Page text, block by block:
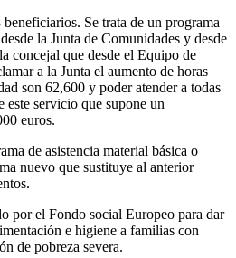
Se trata de un programa
la Junta de Comunidades y desde
concejal que desde el Equipo de
a la Junta el aumento de horas
son 62,600 y poder atender a todas
este servicio que supone un
euros.
de asistencia material básica o
nuevo que sustituye al anterior
por el Fondo social Europeo para dar
e higiene a familias con
de pobreza severa.